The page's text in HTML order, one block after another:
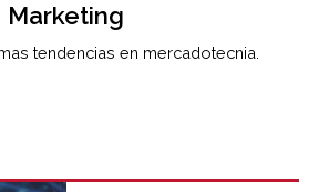
Marketing
tendencias en mercadotecnia.